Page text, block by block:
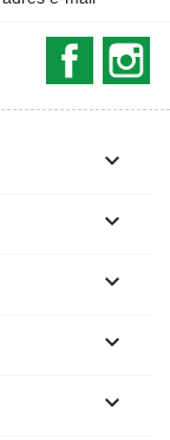




